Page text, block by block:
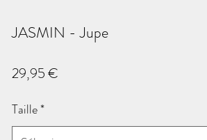
JASMIN - Jupe
29,95 €
Taille*